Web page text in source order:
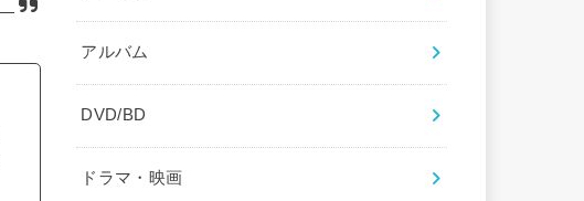
アルバム
DVD/BD
ドラマ・映画